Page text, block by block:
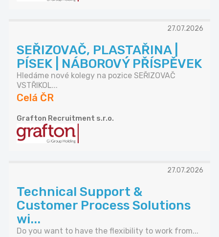
27.07.2026
SEŘIZOVAČ, PLASTAŘINA |
PÍSEK | NÁBOROVÝ PŘÍSPĚVEK
Hledáme nové kolegy na pozice SEŘIZOVAČ
VSTŘIKOL...
Celá ČR
Grafton Recruitment s.r.o.
27.07.2026
Technical Support &
Customer Process Solutions
wi...
Do you want to have the flexibility to work from...